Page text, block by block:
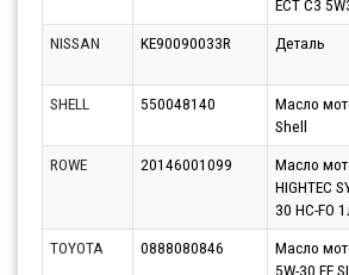
ECT C3
NISSAN
KE90090033R Деталь
SHELL
550048140
Масло
Shell
ROWE
20146001099
Масло
HIGHTEC
30 HC-FO
TOYOTA 0888080846
Масло
5W-30 FE